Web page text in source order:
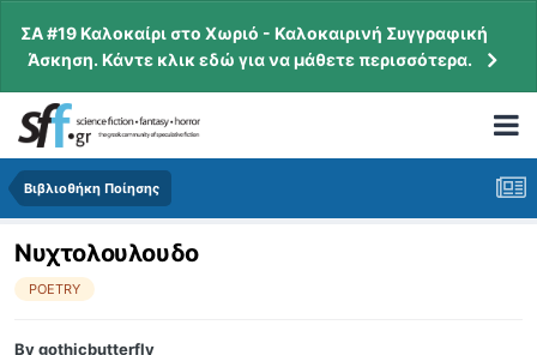
ΣΑ #19 Καλοκαίρι στο Χωριό - Καλοκαιρινή Συγγραφική
Άσκηση. Κάντε κλικ εδώ για να μάθετε περισσότερα.
Βιβλιοθήκη Ποίησης
Νυχτολουλουδο
POETRY
Bygothicbutterfly